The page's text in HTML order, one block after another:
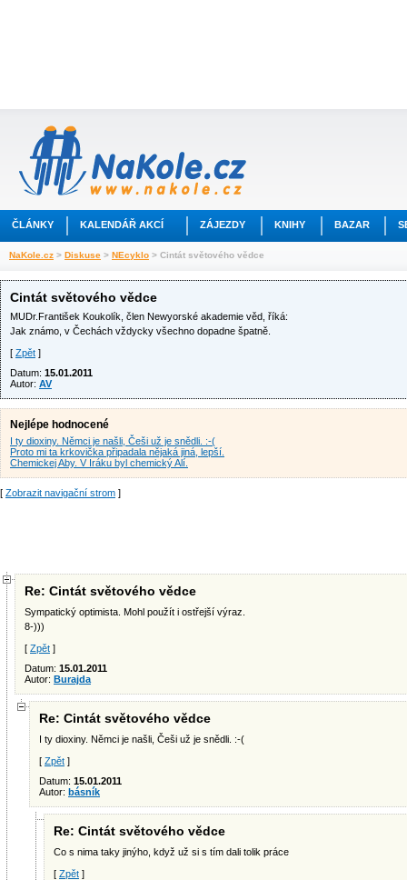
ČLÁNKY KALENDÁŘ AKCÍ ZÁJEZDY KNIHY BAZAR
NaKole.cz > Diskuse > NEcyklo > Cintát světového vědce
Cintát světového vědce
MUDr.František Koukolík, člen Newyorské akademie věd, říká:
Jak známo, v Čechách vždycky všechno dopadne špatně.
[ Zpět ]
Datum: 15.01.2011
Autor: AV
Nejlépe hodnocené
I ty dioxiny. Němci je našli, Češi už je snědli. :-(
Proto mi ta krkovička připadala nějaká jiná, lepší.
Chemickej Aby. V Iráku byl chemický Alí.
[ Zobrazit navigační strom ]
Re: Cintát světového vědce
Sympatický optimista. Mohl použít i ostřejší výraz.
8-)))
[ Zpět ]
Datum: 15.01.2011
Autor: Burajda
Re: Cintát světového vědce
I ty dioxiny. Němci je našli, Češi už je snědli. :-(
[ Zpět ]
Datum: 15.01.2011
Autor: básník
Re: Cintát světového vědce
Co s nima taky jinýho, když už si s tím dali tolik práce
[ Zpět ]